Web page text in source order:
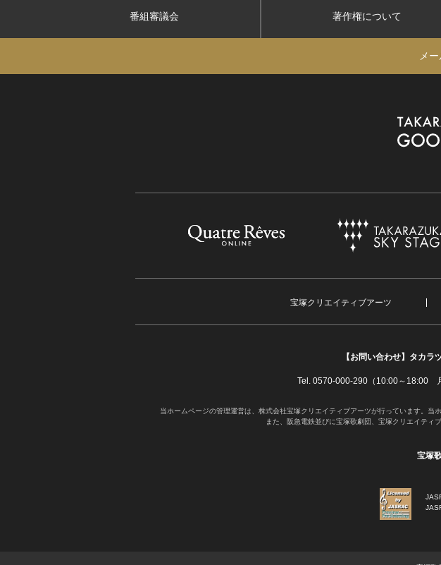
番組審議会 著作権について
メ
宝塚クリエイティブアーツ
【お問い合わせ】 タカラ
Tel. 0570-000-290（10:00～18:00
当ホームページの管理運営は、株式会社宝塚クリエイティブアーツが行っています。
また、阪急電鉄並びに宝塚歌劇団、宝塚クリエイティ
宝塚